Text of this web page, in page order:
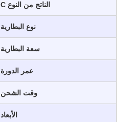
الناتج من النوع C
نوع البطارية
سعة البطارية
عمر الدورة
وقت الشحن
الأبعاد